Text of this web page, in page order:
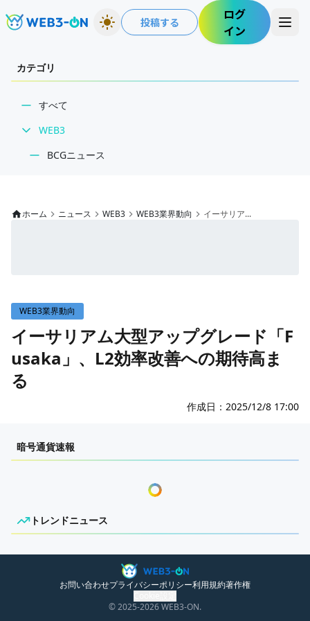
投稿する
ログ
イン
カテゴリ
すべて
WEB3
BCGニュース
インタビュー/WEB3
WEB3イベント
GAME
インタビュー/GAME
トレンドニュース
ホーム ニュース WEB3 WEB3業界動向 イーサリア...
WEB3業界動向
イーサリアム大型アップグレード「F
usaka」、L2効率改善への期待高ま
る
作成日： 2025/12/8 17:00
センチメンタルな岩狸
暗号通貨速報
トレンドニュース
ニュースがありません。
お問い合わせプライバシーポリシー利用規約著作権
© 2025-2026WEB3-ON.